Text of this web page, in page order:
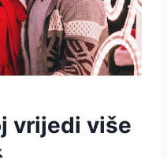
vrijedi više